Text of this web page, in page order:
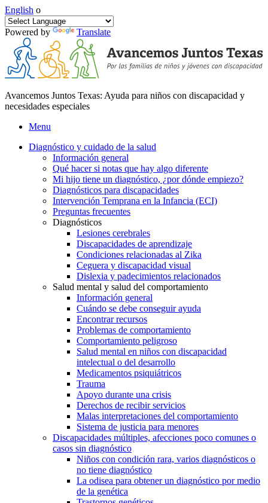
English o
Powered by Translate
Avancemos Juntos Texas: Ayuda para niños con discapacidad y
necesidades especiales
Menu
Diagnóstico y cuidado de la salud
Información general
Qué hacer si notas que hay algo diferente
Mi hijo tiene un diagnóstico, ¿por dónde empiezo?
Diagnósticos para discapacidades
Intervención Temprana en la Infancia (ECI)
Preguntas frecuentes
Diagnósticos
Lesiones cerebrales
Discapacidades de aprendizaje
Condiciones relacionadas al Zika
Ceguera y discapacidad visual
Dislexia y padecimientos relacionados
Salud mental y salud del comportamiento
Información general
Cuándo se debe conseguir ayuda
Encontrar recursos
Problemas de comportamiento
Comportamiento peligroso
Salud mental en niños con discapacidad
intelectual o del desarrollo
Medicamentos psiquiátricos
Trauma
Apoyo durante una crisis
Derechos de recibir servicios
Malas interpretaciones del comportamiento
Sistema de justicia para menores
Discapacidades múltiples, afecciones poco comunes o
casos sin diagnóstico
Niños con condición rara, varios diagnósticos o
no tiene diagnóstico
La odisea para obtener un diagnóstico por medio
de la genética